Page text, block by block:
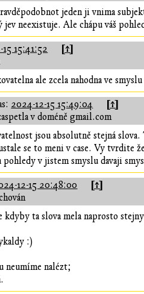
jeden ji vnima
neexistuje. Ale chápu váš
15:41:52 [↑]
ale zcela nahodna ve
2024-12-15 15:49:04 [↑]
v doméně gmail.com
jsou absolutně stejná
se to meni v case. Vy tvrdite
v jistem smyslu davaji
12-15 20:48:00 [↑]
ta slova mela naprosto
:)
neumíme nalézt;